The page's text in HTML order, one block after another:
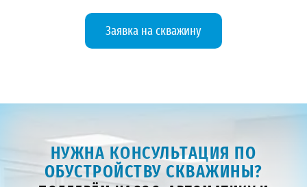
Заявка на скважину
НУЖНА КОНСУЛЬТАЦИЯ ПО
ОБУСТРОЙСТВУ СКВАЖИНЫ?